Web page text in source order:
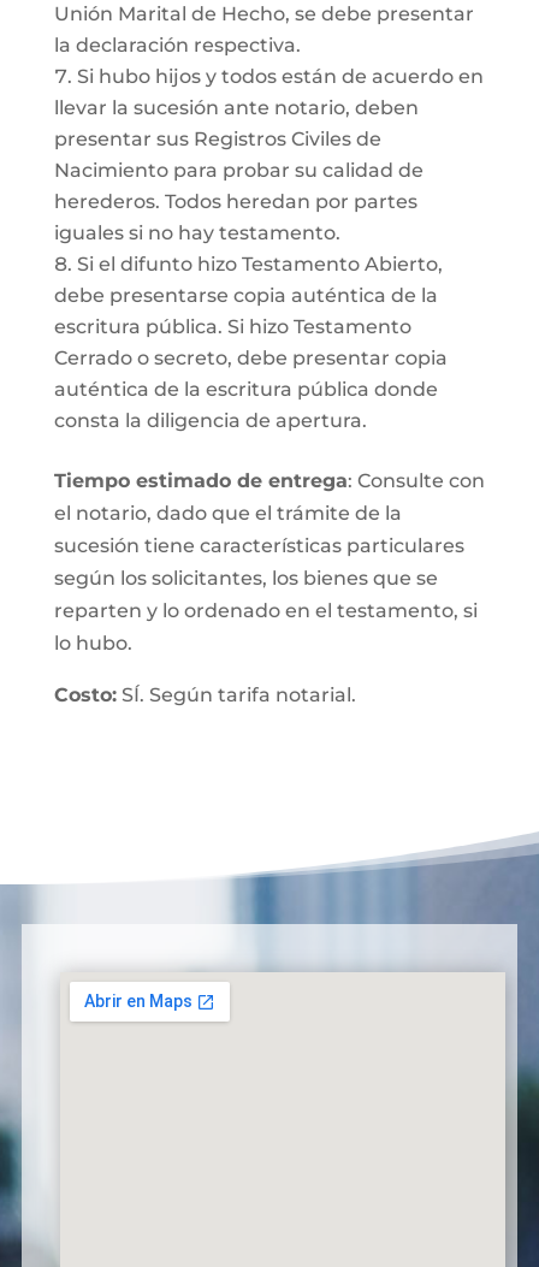
Unión Marital de Hecho, se debe presentar
la declaración respectiva.
Si hubo hijos y todos están de acuerdo en
llevar la sucesión ante notario, deben
presentar sus Registros Civiles de
Nacimiento para probar su calidad de
herederos. Todos heredan por partes
iguales si no hay testamento.
Si el difunto hizo Testamento Abierto,
debe presentarse copia auténtica de la
escritura pública. Si hizo Testamento
Cerrado o secreto, debe presentar copia
auténtica de la escritura pública donde
consta la diligencia de apertura.
Tiempo estimado de entrega: Consulte con
el notario, dado que el trámite de la
sucesión tiene características particulares
según los solicitantes, los bienes que se
reparten y lo ordenado en el testamento, si
lo hubo.
Costo:SÍ. Según tarifa notarial.